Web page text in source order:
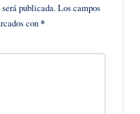
publicada.Los campos
con*